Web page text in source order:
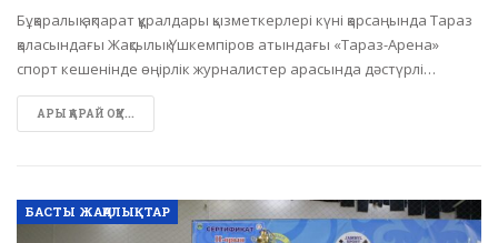
Бұқаралық ақпарат құралдары қызметкерлері күні қарсаңында Тараз
қаласындағы Жақсылық Үшкемпіров атындағы «Тараз-Арена»
спорт кешенінде өңірлік журналистер арасында дәстүрлі…
АРЫ ҚАРАЙ ОҚУ...
БАСТЫ ЖАҢАЛЫҚТАР